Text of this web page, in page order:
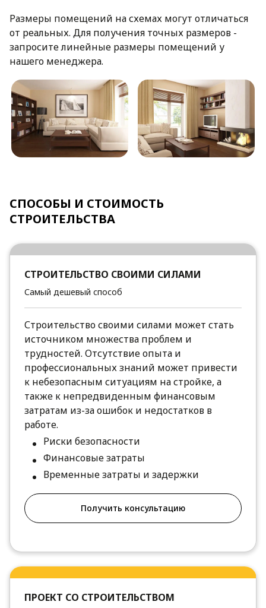
Размеры помещений на схемах могут отличаться
от реальных. Для получения точных размеров -
запросите линейные размеры помещений у
нашего менеджера.
СПОСОБЫ И СТОИМОСТЬ
СТРОИТЕЛЬСТВА
СТРОИТЕЛЬСТВО СВОИМИ СИЛАМИ
Самый дешевый способ
Строительство своими силами может стать
источником множества проблем и
трудностей. Отсутствие опыта и
профессиональных знаний может привести
к небезопасным ситуациям на стройке, а
также к непредвиденным финансовым
затратам из-за ошибок и недостатков в
работе.
Риски безопасности
Финансовые затраты
Временные затраты и задержки
Получить консультацию
ПРОЕКТ СО СТРОИТЕЛЬСТВОМ